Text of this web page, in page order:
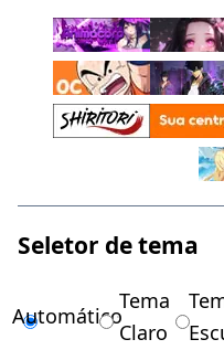
Seletor de tema
Automático
Tema
Claro